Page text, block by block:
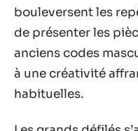
bouleversent les
de présenter les
anciens codes
à une créativité
habituelles.